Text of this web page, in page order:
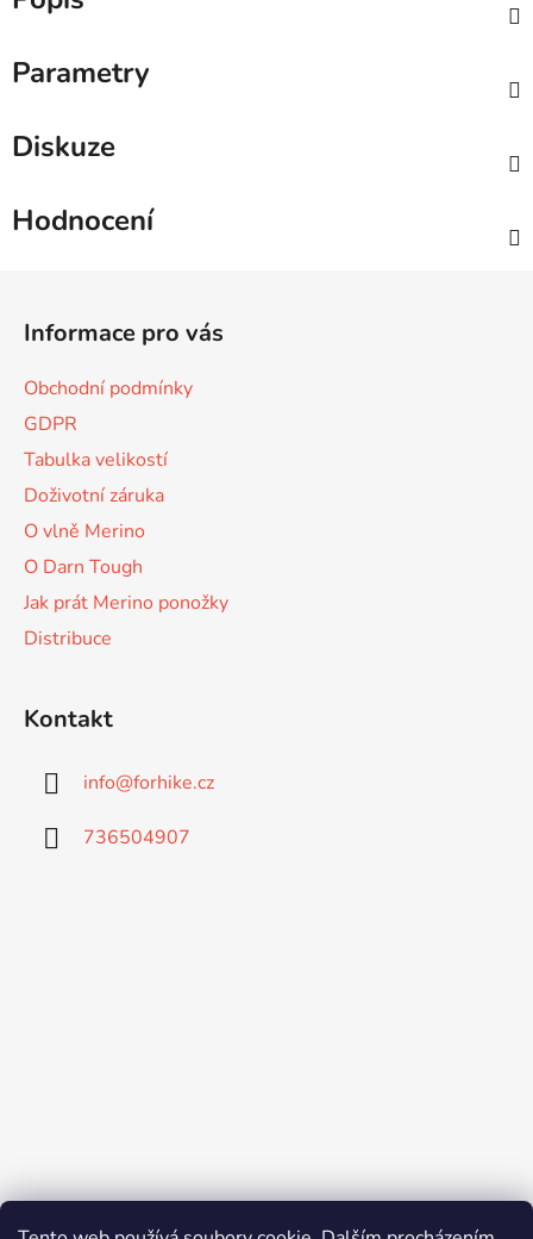
Parametry
Diskuze
Hodnocení
Informace pro vás
Obchodní podmínky
GDPR
Tabulka velikostí
Doživotní záruka
O vlně Merino
O Darn Tough
Jak prát Merino ponožky
Distribuce
Kontakt
info@forhike.cz
736504907